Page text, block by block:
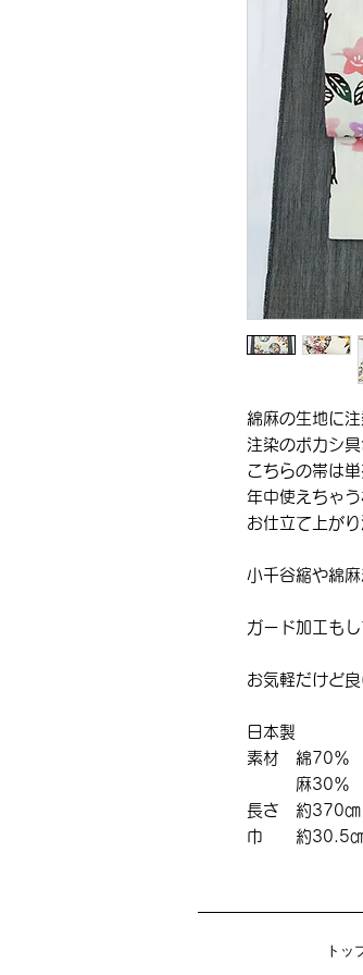
綿麻の生地に
注染のボカシ具
こちらの帯は
年中使えちゃ
お仕立て上が
小千谷縮や綿
ガード加工も
お気軽だけど
日本製
素材 綿70％
麻30％
長さ 約370㎝
巾 約30.5
トッ